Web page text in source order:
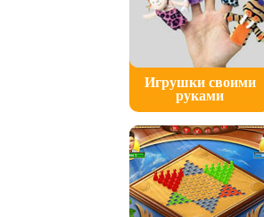
Игрушки своими
руками